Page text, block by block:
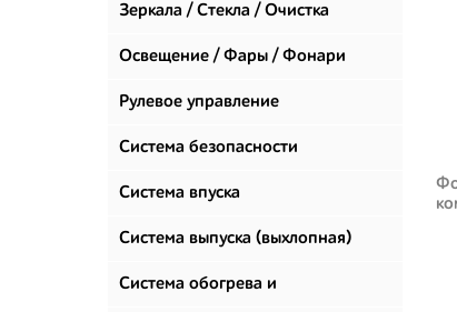
Зеркала / Стекла / Очистка
стекол
Освещение / Фары / Фонари
Рулевое управление
Система безопасности
Система впуска
Система выпуска (выхлопная)
Система обогрева и